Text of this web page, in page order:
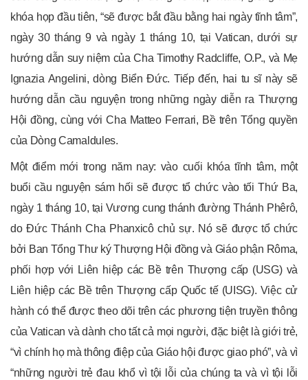
khóa họp đầu tiên, “sẽ được bắt đầu bằng hai ngày tĩnh tâm”,
ngày 30 tháng 9 và ngày 1 tháng 10, tại Vatican, dưới sự
hướng dẫn suy niệm của Cha Timothy Radcliffe, O.P., và Mẹ
Ignazia Angelini, dòng Biển Đức. Tiếp đến, hai tu sĩ này sẽ
hướng dẫn cầu nguyện trong những ngày diễn ra Thượng
Hội đồng, cùng với Cha Matteo Ferrari, Bề trên Tổng quyền
của Dòng Camaldules.
Một điểm mới trong năm nay: vào cuối khóa tĩnh tâm, một
buổi cầu nguyện sám hối sẽ được tổ chức vào tối Thứ Ba,
ngày 1 tháng 10, tại Vương cung thánh đường Thánh Phêrô,
do Đức Thánh Cha Phanxicô chủ sự. Nó sẽ được tổ chức
bởi Ban Tổng Thư ký Thượng Hội đồng và Giáo phận Rôma,
phối hợp với Liên hiệp các Bề trên Thượng cấp (USG) và
Liên hiệp các Bề trên Thượng cấp Quốc tế (UISG). Việc cử
hành có thể được theo dõi trên các phương tiện truyền thông
của Vatican và dành cho tất cả mọi người, đặc biệt là giới trẻ,
“vì chính họ mà thông điệp của Giáo hội được giao phó”, và vì
“những người trẻ đau khổ vì tội lỗi của chúng ta và vì tội lỗi